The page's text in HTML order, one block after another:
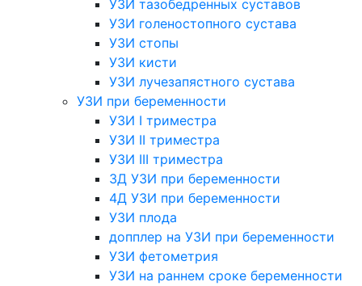
УЗИ тазобедренных суставов
УЗИ голеностопного сустава
УЗИ стопы
УЗИ кисти
УЗИ лучезапястного сустава
УЗИ при беременности
УЗИ I триместра
УЗИ II триместра
УЗИ III триместра
3Д УЗИ при беременности
4Д УЗИ при беременности
УЗИ плода
допплер на УЗИ при беременности
УЗИ фетометрия
УЗИ на раннем сроке беременности